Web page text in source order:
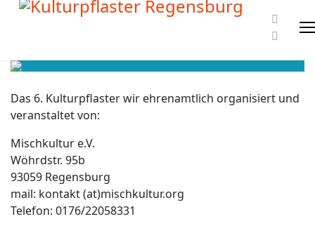
Das 6. Kulturpflaster wir ehrenamtlich organisiert und
veranstaltet von:
Mischkultur e.V.
Wöhrdstr. 95b
93059 Regensburg
mail: kontakt (at)mischkultur.org
Telefon: 0176/22058331